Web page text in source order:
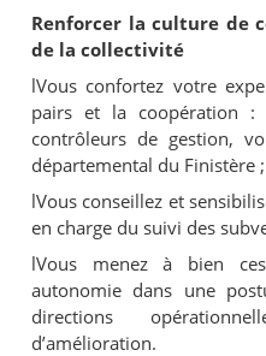
Renforcer la culture de
de la collectivité
lVous confortez votre
pairs et la coopération :
contrôleurs de gestion,
départemental du Finistère ;
lVous conseillez et
en charge du suivi des
lVous menez à bien
autonomie dans une
directions
d’amélioration.